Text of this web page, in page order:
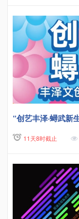
“创艺丰泽·蟳武新
11天8时截止